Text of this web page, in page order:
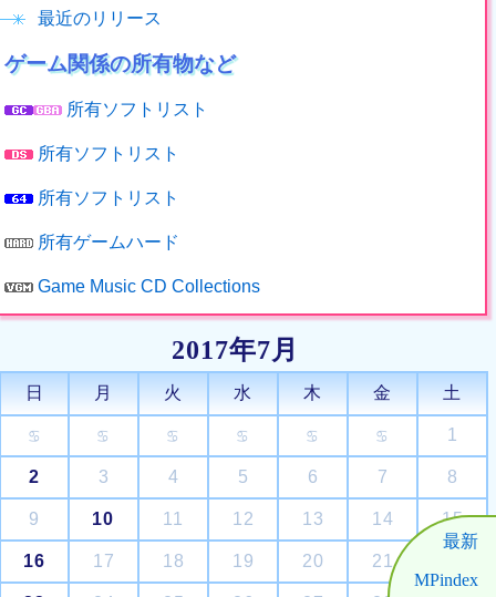
最近のリリース
ゲーム関係の所有物など
所有ソフトリスト
所有ソフトリスト
所有ソフトリスト
所有ゲームハード
Game Music CD Collections
2017年7月
日 月 火 水 木 金 土
♋ ♋ ♋ ♋ ♋ ♋ 1
2 3 4 5 6 7 8
9 10 11 12 13 14 15
16 17 18 19 20 21
最新
MPindex